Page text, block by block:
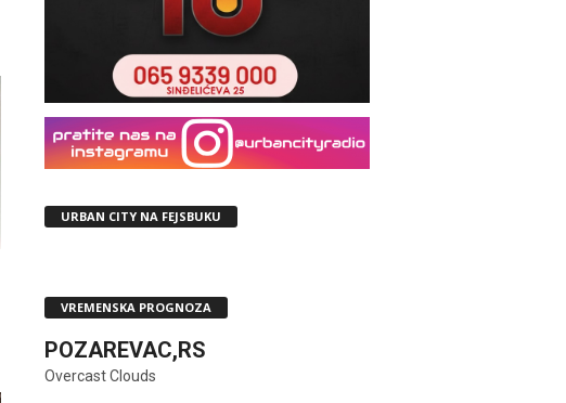
URBAN CITY NA FEJSBUKU
VREMENSKA PROGNOZA
POZAREVAC,RS
Overcast Clouds